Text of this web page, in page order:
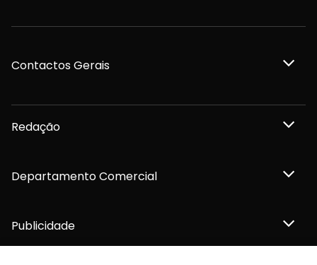
Contactos Gerais
Redação
Departamento Comercial
Publicidade